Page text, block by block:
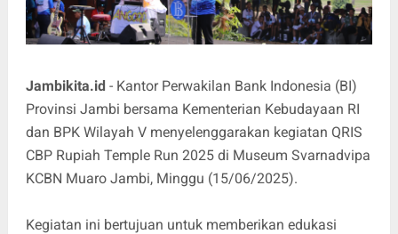
Jambikita.id- Kantor Perwakilan Bank Indonesia (BI)
Provinsi Jambi bersama Kementerian Kebudayaan RI
dan BPK Wilayah V menyelenggarakan kegiatan QRIS
CBP Rupiah Temple Run 2025 di Museum Svarnadvipa
KCBN Muaro Jambi, Minggu (15/06/2025).
Kegiatan ini bertujuan untuk memberikan edukasi